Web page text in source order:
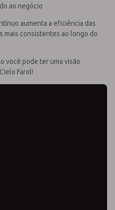
ao negócio
aumenta a eficiência das
mais consistentes ao longo do
você pode ter uma visão
Farol!